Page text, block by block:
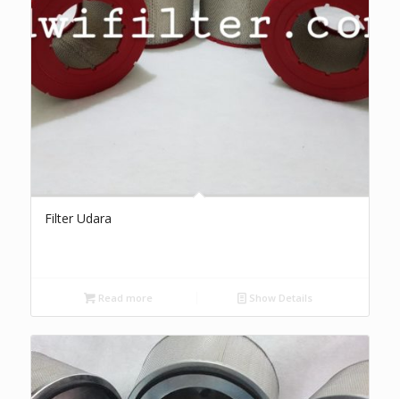
Filter Udara
Read more Show Details